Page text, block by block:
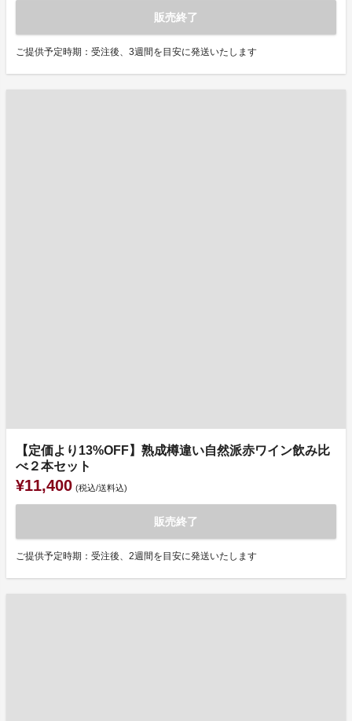
販売終了
ご提供予定時期：受注後、3週間を目安に発送いたします
【定価より13%OFF】熟成樽違い自然派赤ワイン飲み比
べ２本セット
¥11,400 (税込/送料込)
販売終了
ご提供予定時期：受注後、2週間を目安に発送いたします